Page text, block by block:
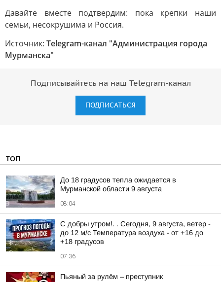
Давайте вместе подтвердим: пока крепки наши
семьи, несокрушима и Россия.
Источник: Telegram-канал "Администрация города
Мурманска"
Подписывайтесь на наш Telegram-канал
ПОДПИСАТЬСЯ
ТОП
До 18 градусов тепла ожидается в
Мурманской области 9 августа
08:04
С добры утром!. . Сегодня, 9 августа, ветер -
до 12 м/с Температура воздуха - от +16 до
+18 градусов
07:36
Пьяный за рулём – преступник